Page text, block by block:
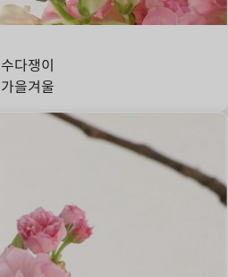
수다쟁이
가을겨울